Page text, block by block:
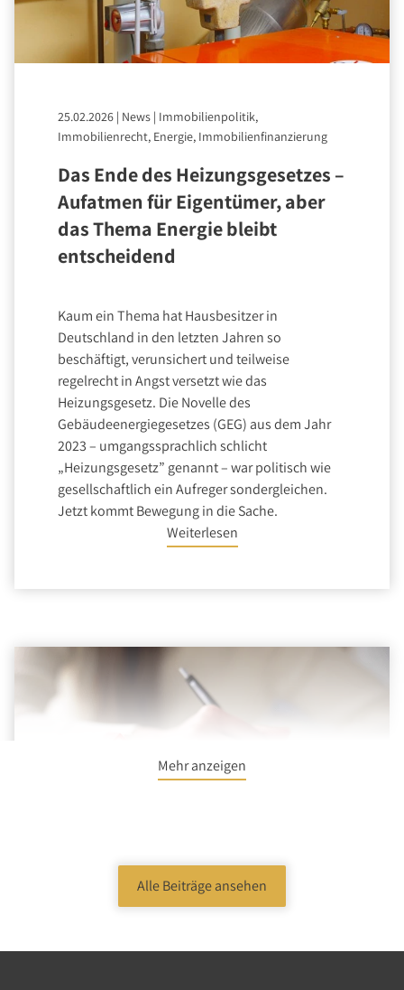
25.02.2026 | News | Immobilienpolitik,
Immobilienrecht, Energie, Immobilienfinanzierung
Das Ende des Heizungsgesetzes –
Aufatmen für Eigentümer, aber
das Thema Energie bleibt
entscheidend
Kaum ein Thema hat Hausbesitzer in
Deutschland in den letzten Jahren so
beschäftigt, verunsichert und teilweise
regelrecht in Angst versetzt wie das
Heizungsgesetz. Die Novelle des
Gebäudeenergiegesetzes (GEG) aus dem Jahr
2023 – umgangssprachlich schlicht
„Heizungsgesetz” genannt – war politisch wie
gesellschaftlich ein Aufreger sondergleichen.
Jetzt kommt Bewegung in die Sache.
Weiterlesen
|News|Immobilienpolitik, Tolle
Mehr anzeigen
Alle Beiträge ansehen